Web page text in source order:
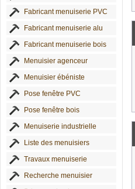
Fabricant menuiserie PVC
Fabricant menuiserie alu
Fabricant menuiserie bois
Menuisier agenceur
Menuisier ébéniste
Pose fenêtre PVC
Pose fenêtre bois
Menuiserie industrielle
Liste des menuisiers
Travaux menuiserie
Recherche menuisier